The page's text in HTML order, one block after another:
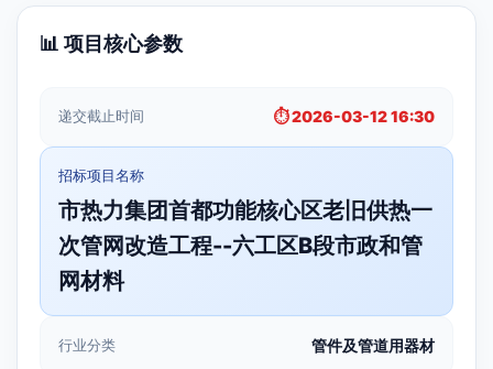
📊 项目核心参数
递交截止时间 ⏱️ 2026-03-12 16:30
招标项目名称
市热力集团首都功能核心区老旧供热一
次管网改造工程--六工区B段市政和管
网材料
行业分类 管件及管道用器材